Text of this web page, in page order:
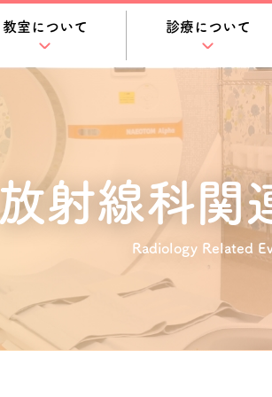
教室について 診療について
放射線科関
Radiology Related